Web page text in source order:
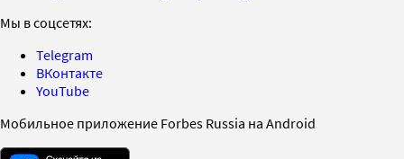
Мы в соцсетях:
Telegram
ВКонтакте
YouTube
Мобильное приложение Forbes Russia на Android